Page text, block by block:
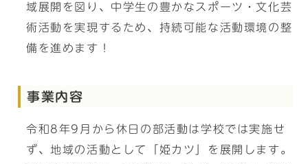
域展開を図り、中学生の豊かなスポーツ・文化芸
術活動を実現するため、持続可能な活動環境の整
備を進めます！
事業内容
令和8年9月から休日の部活動は学校では実施せ
ず、地域の活動として「姫カツ」を展開します。